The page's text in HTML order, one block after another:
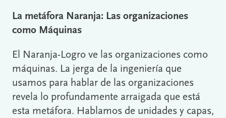
La metáfora Naranja: Las organizaciones
como Máquinas
El Naranja-Logro ve las organizaciones como
máquinas. La jerga de la ingeniería que
usamos para hablar de las organizaciones
revela lo profundamente arraigada que está
esta metáfora. Hablamos de unidades y capas,